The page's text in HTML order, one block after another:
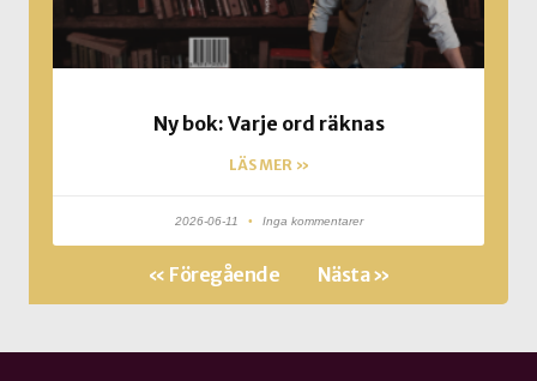
Ny bok: Varje ord räknas
LÄS MER »
2026-06-11 Inga kommentarer
« Föregående Nästa »